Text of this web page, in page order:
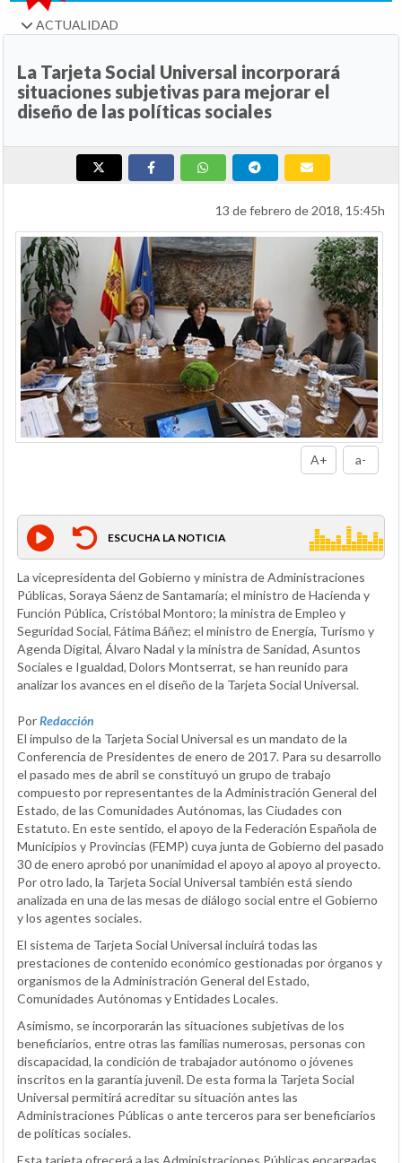
ACTUALIDAD
La Tarjeta Social Universal incorporará
situaciones subjetivas para mejorar el
diseño de las políticas sociales
13 de febrero de 2018, 15:45h
A+ a-
ESCUCHA LA NOTICIA
La vicepresidenta del Gobierno y ministra de Administraciones
Públicas, Soraya Sáenz de Santamaría; el ministro de Hacienda y
Función Pública, Cristóbal Montoro; la ministra de Empleo y
Seguridad Social, Fátima Báñez; el ministro de Energía, Turismo y
Agenda Digital, Álvaro Nadal y la ministra de Sanidad, Asuntos
Sociales e Igualdad, Dolors Montserrat, se han reunido para
analizar los avances en el diseño de la Tarjeta Social Universal.
PorRedacción
El impulso de la Tarjeta Social Universal es un mandato de la
Conferencia de Presidentes de enero de 2017. Para su desarrollo
el pasado mes de abril se constituyó un grupo de trabajo
compuesto por representantes de la Administración General del
Estado, de las Comunidades Autónomas, las Ciudades con
Estatuto. En este sentido, el apoyo de la Federación Española de
Municipios y Provincias (FEMP) cuya junta de Gobierno del pasado
30 de enero aprobó por unanimidad el apoyo al apoyo al proyecto.
Por otro lado, la Tarjeta Social Universal también está siendo
analizada en una de las mesas de diálogo social entre el Gobierno
y los agentes sociales.
El sistema de Tarjeta Social Universal incluirá todas las
prestaciones de contenido económico gestionadas por órganos y
organismos de la Administración General del Estado,
Comunidades Autónomas y Entidades Locales.
Asimismo, se incorporarán las situaciones subjetivas de los
beneficiarios, entre otras las familias numerosas, personas con
discapacidad, la condición de trabajador autónomo o jóvenes
inscritos en la garantía juvenil. De esta forma la Tarjeta Social
Universal permitirá acreditar su situación antes las
Administraciones Públicas o ante terceros para ser beneficiarios
de políticas sociales.
Esta tarjeta ofrecerá a las Administraciones Públicas encargadas